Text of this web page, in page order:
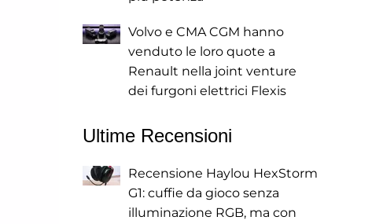
Volvo e CMA CGM hanno
venduto le loro quote a
Renault nella joint venture
dei furgoni elettrici Flexis
Ultime Recensioni
Recensione Haylou HexStorm
G1: cuffie da gioco senza
illuminazione RGB, ma con